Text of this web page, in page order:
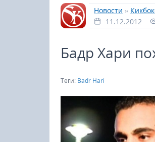
Главная
»
Новости »
11.12.2012
Бадр Хари
Теги: Badr Hari